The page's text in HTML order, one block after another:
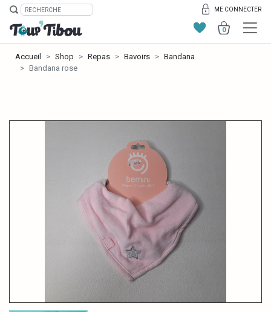
ME CONNECTER
0
Accueil Shop Repas Bavoirs
Bandana
Bandana rose